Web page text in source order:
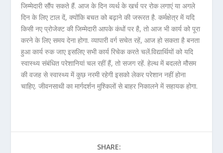
जिम्मेदारी सौंप सकते हैं. आज के दिन व्यर्थ के खर्च पर रोक लगाएं या अगले
दिन के लिए टाल दें, क्योंकि बचत को बढ़ाने की जरूरत है. कर्मक्षेत्र में यदि
किसी नए प्रोजेक्ट की जिम्मेदारी आपके कंधों पर है, तो आज भी कार्य को पूरा
करने के लिए समय देना होगा. व्यापारी वर्ग सचेत रहें, आज हो सकता है बनता
हुआ कार्य रुक जाए इसलिए सभी कार्य रिचेक करते चलें.विद्यार्थियों को यदि
स्वास्थ्य संबंधित परेशानियां चल रहीं हैं, तो सजग रहें. हेल्थ में बदलते मौसम
की वजह से स्वास्थ्य में कुछ नरमी रहेगी इसको लेकर परेशान नहीं होना
चाहिए. जीवनसाथी का मार्गदर्शन मुश्किलों से बाहर निकालने में सहायक होगा.
SHARE: